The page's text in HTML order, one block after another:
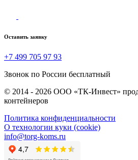
Оставить заявку
+7 499 705 97 93
Звонок по России бесплатный
© 2014 - 2026 ООО «ТК-Инвест»
контейнеров
Политика конфиденциальности
О технологии куки (cookie)
info@torg-koms.ru